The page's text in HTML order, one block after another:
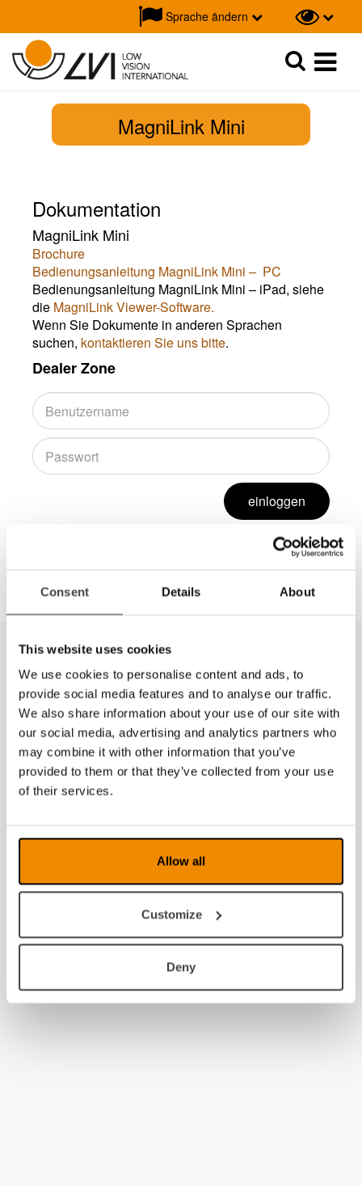
Consent Details About
This website uses cookies
We use cookies to personalise content and ads, to
provide social media features and to analyse our traffic.
We also share information about your use of our site with
our social media, advertising and analytics partners who
may combine it with other information that you’ve
provided to them or that they’ve collected from your use
of their services.
Allow all
Customize
Deny
Sprache ändern
Suche
MagniLink Mini
Dokumentation
MagniLink Mini
Brochure
Bedienungsanleitung MagniLink Mini – PC
Bedienungsanleitung MagniLink Mini – iPad, siehe
die MagniLink Viewer-Software.
Wenn Sie Dokumente in anderen Sprachen
suchen, kontaktieren Sie uns bitte.
Dealer Zone
einloggen
In der Dealer Zone stehen weitere Informationen für